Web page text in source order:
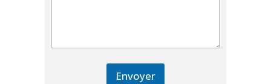
Envoyer